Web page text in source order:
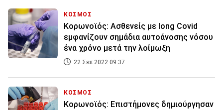
ΚΟΣΜΟΣ
Κορωνοϊός: Ασθενείς με long Covid
εμφανίζουν σημάδια αυτοάνοσης νόσου
ένα χρόνο μετά την λοίμωξη
22 Σεπ 2022 09:37
ΚΟΣΜΟΣ
Κορωνοϊός: Επιστήμονες δημιούργησαν